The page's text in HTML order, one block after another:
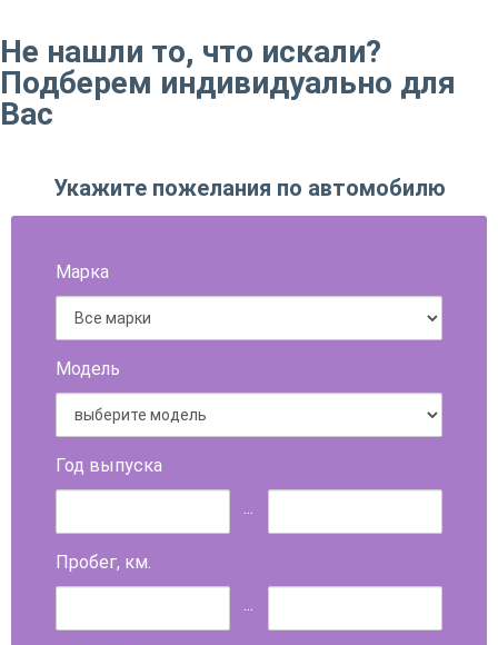
Не нашли то, что искали?
Подберем индивидуально для
Вас
Укажите пожелания по автомобилю
Марка
Модель
Год выпуска
...
Пробег, км.
...